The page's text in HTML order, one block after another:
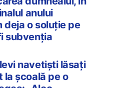
anului
o soluție pe
subvenția
navetiști lăsați
școală pe o